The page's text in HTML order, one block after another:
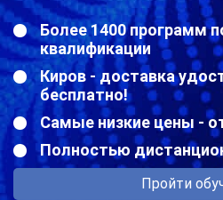
Более 1400 программ
квалификации
Киров - доставка
бесплатно!
Самые низкие цены -
Полностью
Пройти